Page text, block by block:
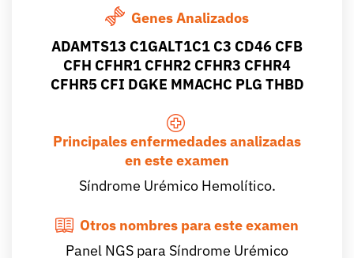
Genes Analizados
ADAMTS13 C1GALT1C1 C3 CD46 CFB
CFH CFHR1 CFHR2 CFHR3 CFHR4
CFHR5 CFI DGKE MMACHC PLG THBD
Principales enfermedades analizadas
en este examen
Síndrome Urémico Hemolítico.
Otros nombres para este examen
Panel NGS para Síndrome Urémico